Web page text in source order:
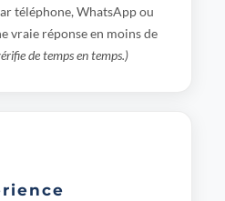
téléphone, WhatsApp ou
vraie réponse en moins de
de temps en temps.)